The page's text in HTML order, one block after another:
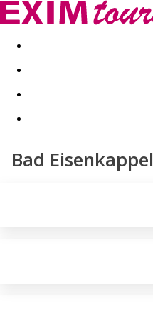
Akční nabídky Last minute
Bad Eisenkappel